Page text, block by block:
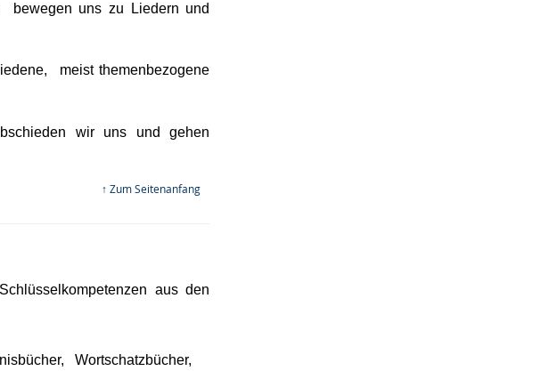
uns zu Liedern und
meist themenbezogene
wir uns und gehen
↑ Zum Seitenanfang
aus den
Wortschatzbücher,